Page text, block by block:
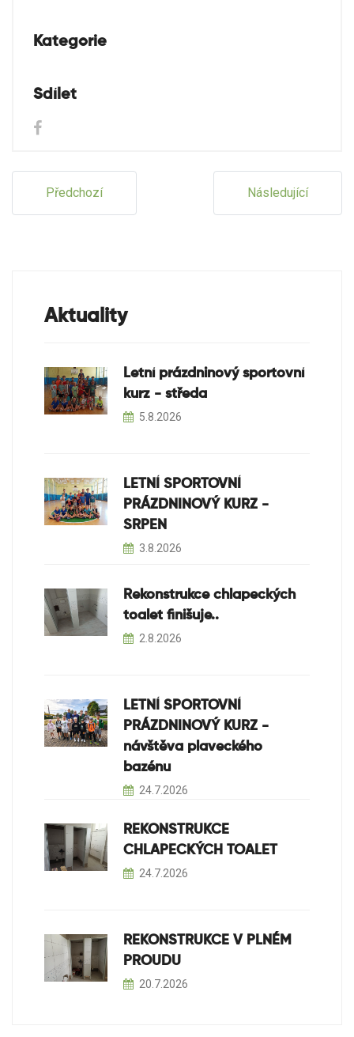
Aktuality
Letní prázdninový sportovní
kurz - středa
5.8.2026
LETNÍ SPORTOVNÍ
PRÁZDNINOVÝ KURZ -
SRPEN
3.8.2026
Rekonstrukce chlapeckých
toalet finišuje..
2.8.2026
LETNÍ SPORTOVNÍ
PRÁZDNINOVÝ KURZ -
návštěva plaveckého
bazénu
24.7.2026
REKONSTRUKCE
CHLAPECKÝCH TOALET
24.7.2026
REKONSTRUKCE V PLNÉM
PROUDU
20.7.2026
Kategorie
Sdílet
Předchozí Následující